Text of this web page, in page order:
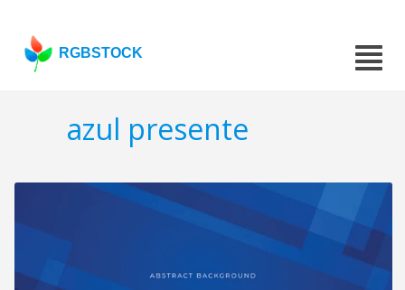
RGBSTOCK
azul presente